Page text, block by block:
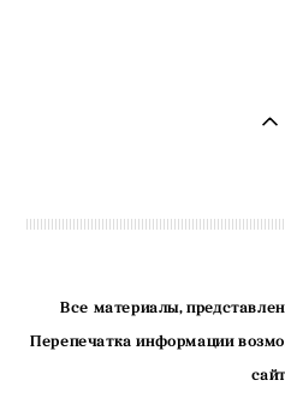
Все материалы,
Перепечатка информации